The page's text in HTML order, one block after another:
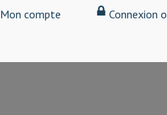
Mon compte Connexion